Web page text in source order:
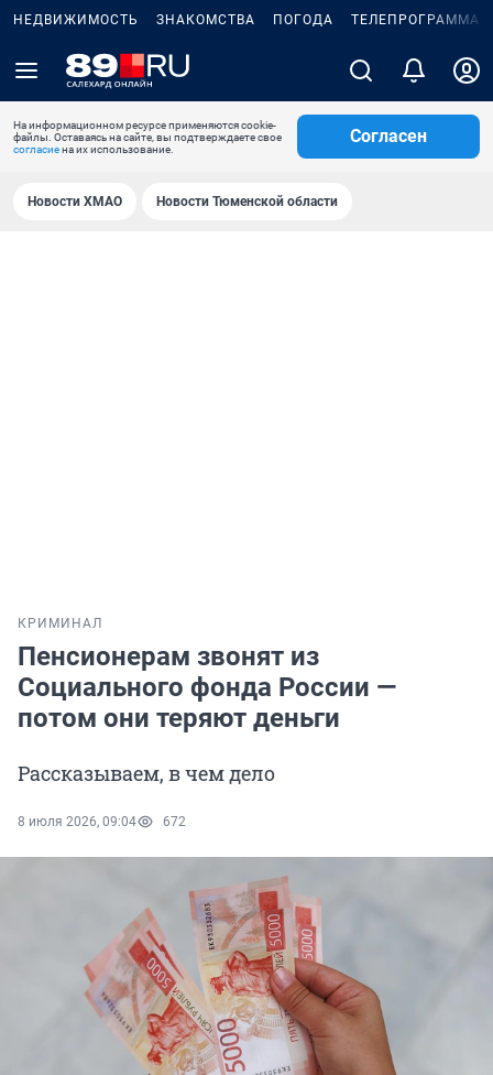
НЕДВИЖИМОСТЬ ЗНАКОМСТВА ПОГОДА ТЕЛЕПРОГРАММА
На информационном ресурсе применяются cookie-
файлы. Оставаясь на сайте, вы подтверждаете свое
согласиена их использование.
Согласен
Новости ХМАО Новости Тюменской области
КРИМИНАЛ
Пенсионерам звонят из
Социального фонда России —
потом они теряют деньги
Рассказываем, в чем дело
8 июля 2026, 09:04 672